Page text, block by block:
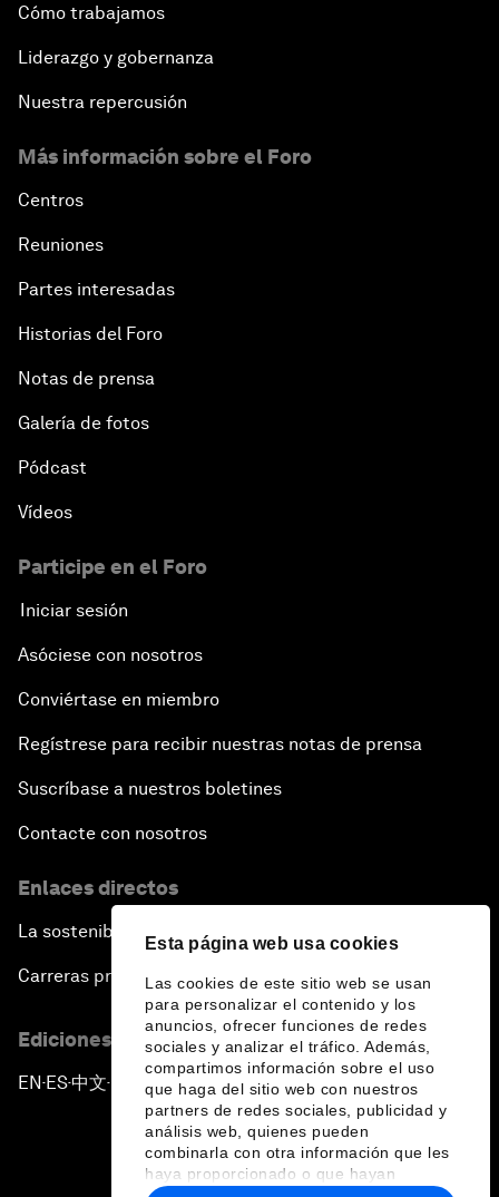
Esta página web usa cookies
Las cookies de este sitio web se usan
para personalizar el contenido y los
anuncios, ofrecer funciones de redes
sociales y analizar el tráfico. Además,
compartimos información sobre el uso
que haga del sitio web con nuestros
partners de redes sociales, publicidad y
análisis web, quienes pueden
combinarla con otra información que les
haya proporcionado o que hayan
Cómo trabajamos
Liderazgo y gobernanza
Nuestra repercusión
Más información sobre el Foro
Centros
Reuniones
Partes interesadas
Historias del Foro
Notas de prensa
Galería de fotos
Pódcast
Vídeos
Participe en el Foro
Iniciar sesión
Asóciese con nosotros
Conviértase en miembro
Regístrese para recibir nuestras notas de prensa
Suscríbase a nuestros boletines
Contacte con nosotros
Enlaces directos
La sostenibilidad en el Foro
Carreras profesionales
Ediciones en otros idiomas
EN ▪ES▪中文▪ 日本語